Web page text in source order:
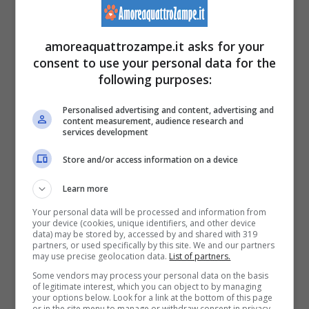
Uno dei principali motivi per cui una palla di
pelo possa seguirci per strada è perché è
affamata. Un amico peloso che gira per
strada non ha un una casa o un padrone in
quel momento, quindi non ha nessuno che lo
nutra e che si prenda cura di lui. Nel
momento in cui il cane non riesce a trovare
cosa mangiare per strada
fino a casa con la speranza che possa
ricevere del cibo.
Ha bisogno di una casa
amoreaquattrozampe.it asks for your
consent to use your personal data for the
following purposes:
Personalised advertising and content, advertising and
content measurement, audience research and
services development
Store and/or access information on a device
Learn more
Your personal data will be processed and information from
your device (cookies, unique identifiers, and other device
data) may be stored by, accessed by and shared with 319
partners, or used specifically by this site. We and our partners
may use precise geolocation data. List of partners.
Some vendors may process your personal data on the basis
of legitimate interest, which you can object to by managing
your options below. Look for a link at the bottom of this page